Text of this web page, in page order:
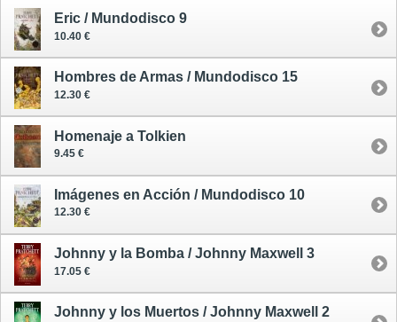
Eric / Mundodisco 9
10.40 €
Hombres de Armas / Mundodisco 15
12.30 €
Homenaje a Tolkien
9.45 €
Imágenes en Acción / Mundodisco 10
12.30 €
Johnny y la Bomba / Johnny Maxwell 3
17.05 €
Johnny y los Muertos / Johnny Maxwell 2